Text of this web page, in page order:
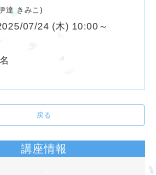
達 きみこ)
07/24 (木) 10:00～
戻る
講座情報